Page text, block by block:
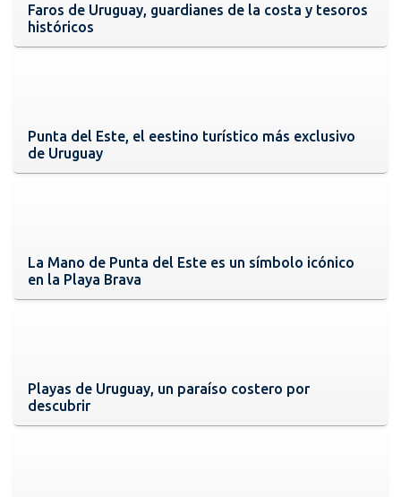
Faros de Uruguay, guardianes de la costa y tesoros
históricos
Punta del Este, el eestino turístico más exclusivo
de Uruguay
La Mano de Punta del Este es un símbolo icónico
en la Playa Brava
Playas de Uruguay, un paraíso costero por
descubrir